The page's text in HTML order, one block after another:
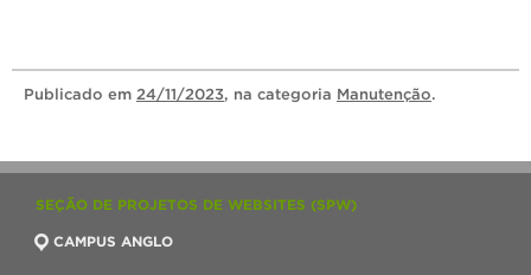
Publicado em 24/11/2023, na categoria Manutenção.
SEÇÃO DE PROJETOS DE WEBSITES (SPW)
CAMPUS ANGLO